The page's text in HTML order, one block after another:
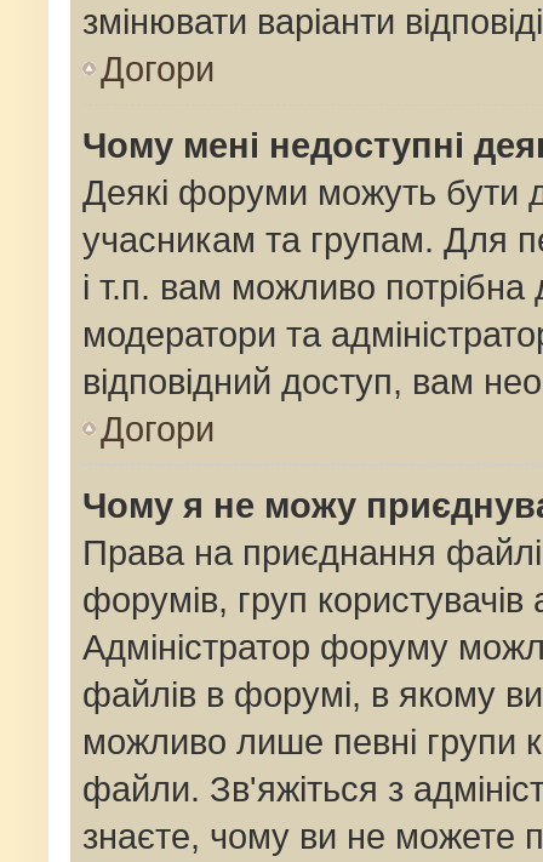
змінювати варіанти
Догори
Чому мені недоступні
Деякі форуми можуть бути
учасникам та групам. Для
і т.п. вам можливо
модератори та
відповідний доступ, вам
Догори
Чому я не можу
Права на приєднання
форумів, груп
Адміністратор форуму
файлів в форумі, в якому
можливо лише певні групи
файли. Зв'яжіться з
знаєте, чому ви не можете